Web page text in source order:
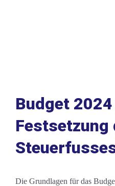
Budget
Festsetzung
Die Grundlagen für das